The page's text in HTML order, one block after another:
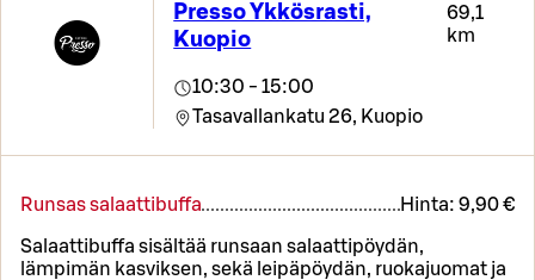
Presso Ykkösrasti,
Kuopio
69,1
km
10:30 - 15:00
Tasavallankatu 26, Kuopio
Runsas salaattibuffa Hinta: 9,90 €
Salaattibuffa sisältää runsaan salaattipöydän,
lämpimän kasviksen, sekä leipäpöydän, ruokajuomat ja